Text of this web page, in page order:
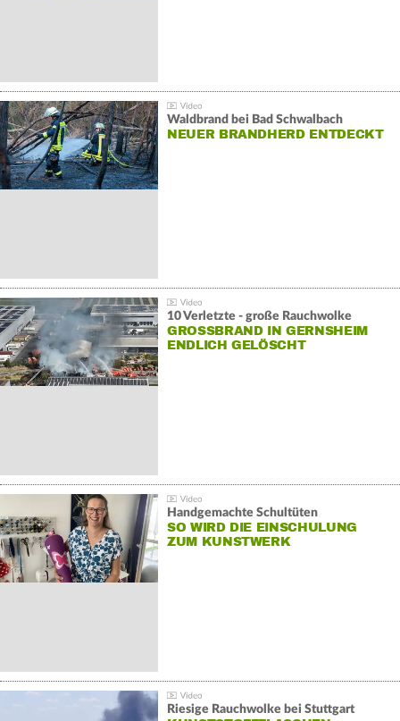
Waldbrand bei Bad Schwalbach
NEUER BRANDHERD ENTDECKT
10 Verletzte - große Rauchwolke
GROSSBRAND IN GERNSHEIM E
NDLICH GELÖSCHT
Handgemachte Schultüten
SO WIRD DIE EINSCHULUNG
ZUM KUNSTWERK
Riesige Rauchwolke bei Stuttgart